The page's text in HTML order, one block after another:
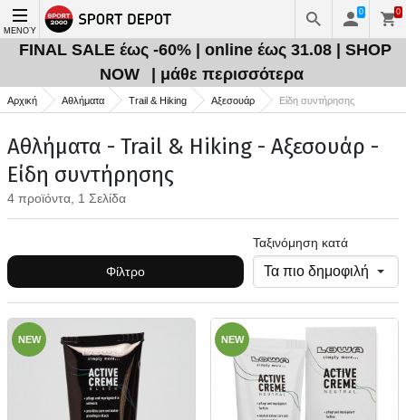
ΜΕΝΟΎ
0 0
FINAL SALE έως -60% | online έως 31.08 | SHOP
NOW
| μάθε περισσότερα
Αρχική Αθλήματα Trail & Hiking Αξεσουάρ Είδη συντήρησης
Αθλήματα - Trail & Hiking - Αξεσουάρ -
Είδη συντήρησης
4 προϊόντα, 1 Σελίδα
Φίλτρο
Ταξινόμηση κατά
NEW NEW